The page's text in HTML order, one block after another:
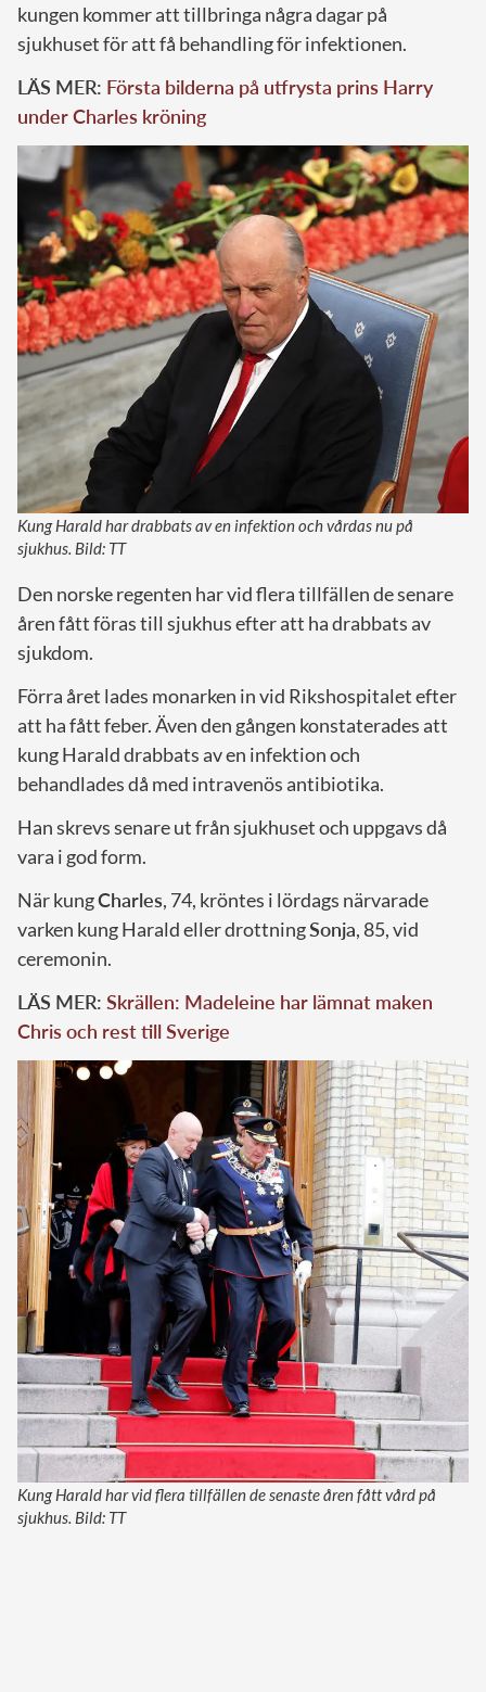
kungen kommer att tillbringa några dagar på
sjukhuset för att få behandling för infektionen.
LÄS MER: Första bilderna på utfrysta prins Harry
under Charles kröning
Kung Harald har drabbats av en infektion och vårdas nu på
sjukhus. Bild: TT
Den norske regenten har vid flera tillfällen de senare
åren fått föras till sjukhus efter att ha drabbats av
sjukdom.
Förra året lades monarken in vid Rikshospitalet efter
att ha fått feber. Även den gången konstaterades att
kung Harald drabbats av en infektion och
behandlades då med intravenös antibiotika.
Han skrevs senare ut från sjukhuset och uppgavs då
vara i god form.
När kungCharles, 74, kröntes i lördags närvarade
varken kung Harald eller drottningSonja, 85, vid
ceremonin.
LÄS MER: Skrällen: Madeleine har lämnat maken
Chris och rest till Sverige
Kung Harald har vid flera tillfällen de senaste åren fått vård på
sjukhus. Bild: TT